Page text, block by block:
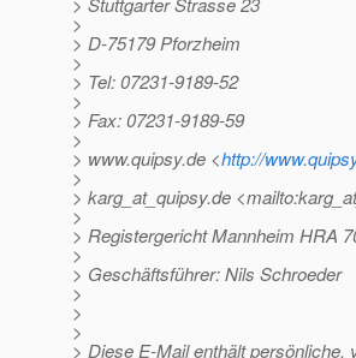
>
> D-75179 Pforzheim
>
> Tel: 07231-9189-52
>
> Fax: 07231-9189-59
>
> www.quipsy.de <http://
>
> karg_at_quipsy.de
>
> Registergericht Mannheim HRA
>
> Geschäftsführer: Nils Schroeder
>
>
>
> Diese E-Mail enthält persönliche,